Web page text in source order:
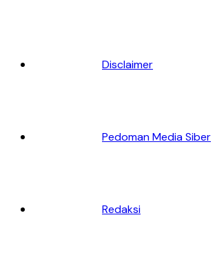
Disclaimer
Pedoman Media Siber
Redaksi